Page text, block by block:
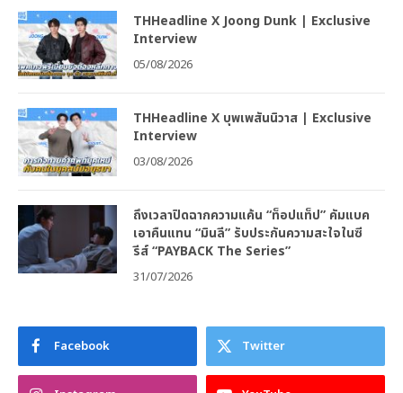
THHeadline X Joong Dunk | Exclusive
Interview
05/08/2026
THHeadline X บุพเพสันนิวาส | Exclusive
Interview
03/08/2026
ถึงเวลาปิดฉากความแค้น “ท็อปแท็ป” คัมแบค
เอาคืนแทน “มินลี” รับประกันความสะใจในซี
รีส์ “PAYBACK The Series”
31/07/2026
Facebook Twitter